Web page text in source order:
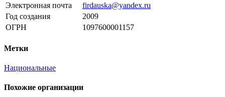
Электронная почта
firdauska@yandex.ru
Год создания
2009
ОГРН
1097600001157
Метки
Национальные
Похожие организации